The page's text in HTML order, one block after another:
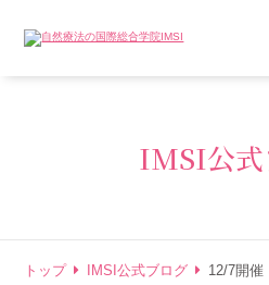
IMSI公式
トップ IMSI公式ブログ 12/7開